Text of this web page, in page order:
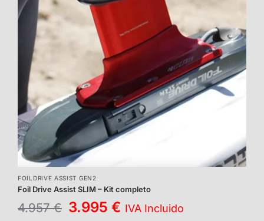
FOILDRIVE ASSIST GEN2
Foil Drive Assist SLIM – Kit completo
4.957€ 3.995 € IVA Incluido